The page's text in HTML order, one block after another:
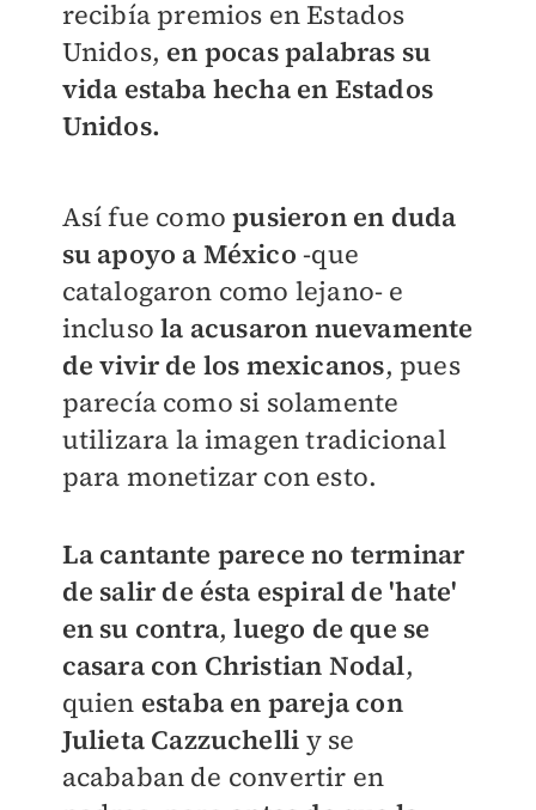
recibía premios en Estados
Unidos, en pocas palabras su
vida estaba hecha en Estados
Unidos.
Así fue comopusieron en duda
su apoyo a México -que
catalogaron como lejano- e
inclusola acusaron nuevamente
de vivir de los mexicanos, pues
parecía como si solamente
utilizara la imagen tradicional
para monetizar con esto.
La cantante parece no terminar
de salir de ésta espiral de 'hate'
en su contra,luego de que se
casara con Christian Nodal,
quien estaba en pareja con
Julieta Cazzuchelli y se
acababan de convertir en